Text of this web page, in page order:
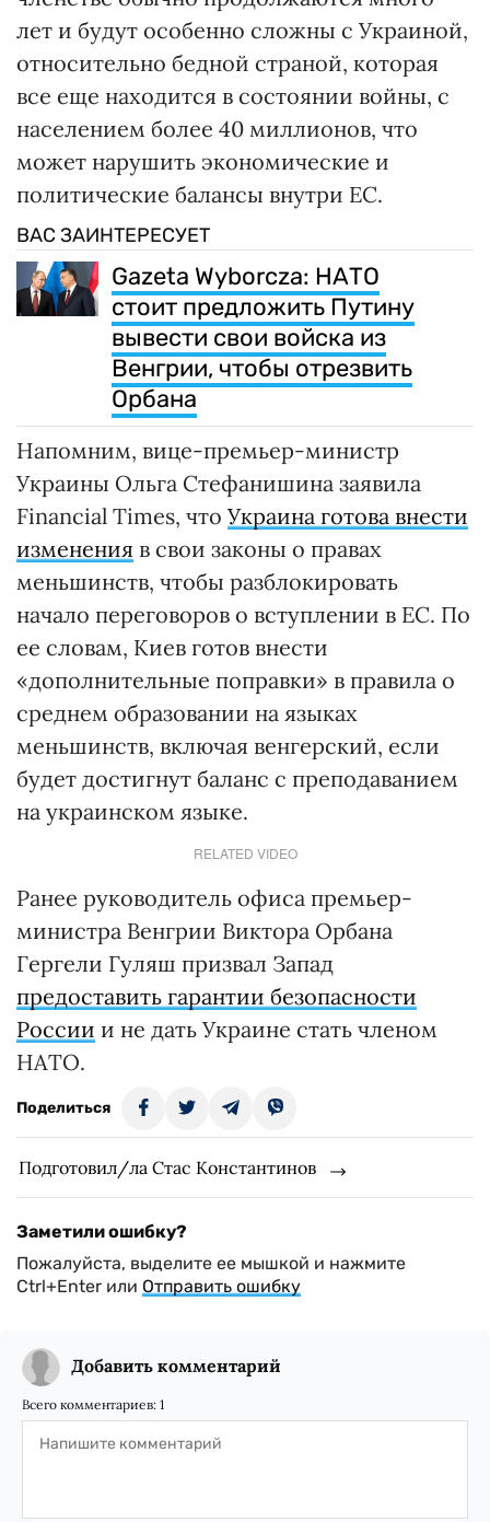
лет и будут особенно сложны с Украиной,
относительно бедной страной, которая
все еще находится в состоянии войны, с
населением более 40 миллионов, что
может нарушить экономические и
политические балансы внутри ЕС.
ВАС ЗАИНТЕРЕСУЕТ
Gazeta Wyborcza: НАТО
стоит предложить Путину
вывести свои войска из
Венгрии, чтобы отрезвить
Орбана
Напомним, вице-премьер-министр
Украины Ольга Стефанишина заявила
Financial Times, что Украина готова внести
изменения в свои законы о правах
меньшинств, чтобы разблокировать
начало переговоров о вступлении в ЕС. По
ее словам, Киев готов внести
«дополнительные поправки» в правила о
среднем образовании на языках
меньшинств, включая венгерский, если
будет достигнут баланс с преподаванием
на украинском языке.
RELATED VIDEO
Ранее руководитель офиса премьер-
министра Венгрии Виктора Орбана
Гергели Гуляш призвал Запад
предоставить гарантии безопасности
России и не дать Украине стать членом
НАТО.
Поделиться
Подготовил/ла Стас Константинов
Заметили ошибку?
Пожалуйста, выделите ее мышкой и нажмите
Ctrl+Enter или Отправить ошибку
Добавить комментарий
Всего комментариев: 1